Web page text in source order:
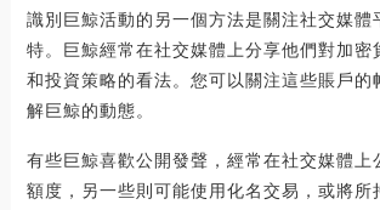
識別巨鯨活動的另一個方法是關注社交媒體
特。巨鯨經常在社交媒體上分享他們對加密
和投資策略的看法。您可以關注這些賬戶的
解巨鯨的動態。
有些巨鯨喜歡公開發聲，經常在社交媒體上
額度，另一些則可能使用化名交易，或將所